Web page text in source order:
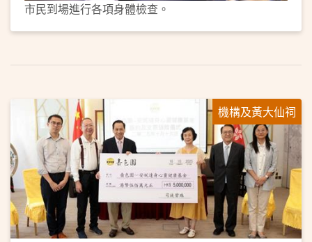
市民到場進行各項身體檢查。
機構及黃大仙祠